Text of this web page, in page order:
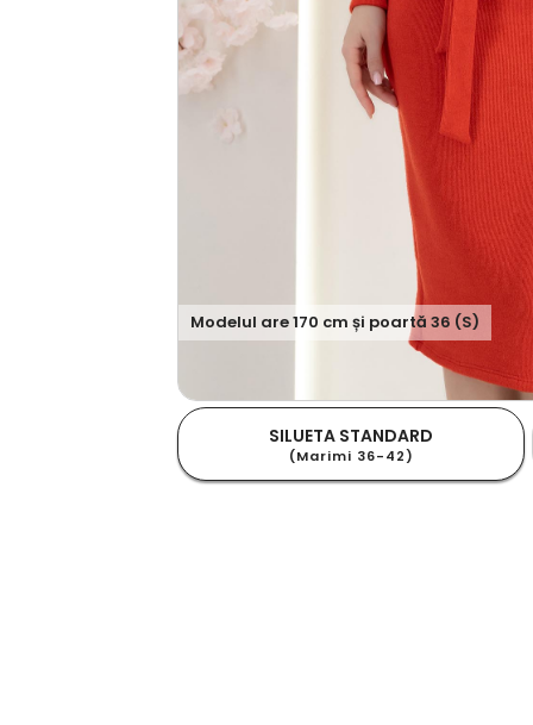
Modelul are170 cm și poartă36 (S)
SILUETA STANDARD
(Marimi 36-42)